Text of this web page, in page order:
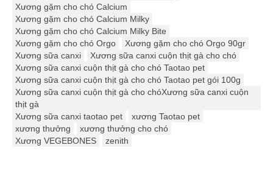
Xương gặm cho chó Calcium
Xương gặm cho chó Calcium Milky
Xương gặm cho chó Calcium Milky Bite
Xương gặm cho chó Orgo
Xương gặm cho chó Orgo 90gr
Xương sữa canxi
Xương sữa canxi cuộn thịt gà cho chó
Xương sữa canxi cuộn thịt gà cho chó Taotao pet
Xương sữa canxi cuộn thịt gà cho chó Taotao pet gói 100g
Xương sữa canxi cuộn thịt gà cho chóXương sữa canxi cuộn
thịt gà
Xương sữa canxi taotao pet
xương Taotao pet
xương thưởng
xương thưởng cho chó
Xương VEGEBONES
zenith